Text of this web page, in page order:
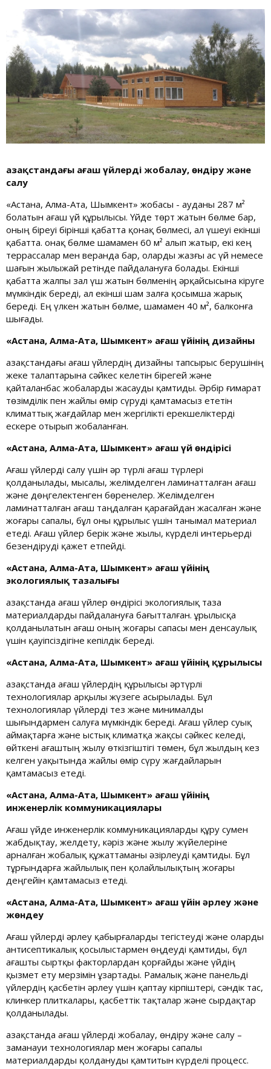
Қазақстандағы ағаш үйлерді жобалау, өндіру және
салу
«Астана, Алма-Ата, Шымкент» жобасы - ауданы 287 м²
болатын ағаш үй құрылысы. Үйде төрт жатын бөлме бар,
оның біреуі бірінші қабатта қонақ бөлмесі, ал үшеуі екінші
қабатта. Қонақ бөлме шамамен 60 м² алып жатыр, екі кең
террассалар мен веранда бар, оларды жазғы ас үй немесе
шағын жылыжай ретінде пайдалануға болады. Екінші
қабатта жалпы зал үш жатын бөлменің әрқайсысына кіруге
мүмкіндік береді, ал екінші шам залға қосымша жарық
береді. Ең үлкен жатын бөлме, шамамен 40 м², балконға
шығады.
«Астана, Алма-Ата, Шымкент» ағаш үйінің дизайны
Қазақстандағы ағаш үйлердің дизайны тапсырыс берушінің
жеке талаптарына сәйкес келетін бірегей және
қайталанбас жобаларды жасауды қамтиды. Әрбір ғимарат
төзімділік пен жайлы өмір сүруді қамтамасыз ететін
климаттық жағдайлар мен жергілікті ерекшеліктерді
ескере отырып жобаланған.
«Астана, Алма-Ата, Шымкент» ағаш үй өндірісі
Ағаш үйлерді салу үшін әр түрлі ағаш түрлері
қолданылады, мысалы, желімделген ламинатталған ағаш
және дөңгелектенген бөренелер. Желімделген
ламинатталған ағаш таңдалған қарағайдан жасалған және
жоғары сапалы, бұл оны құрылыс үшін танымал материал
етеді. Ағаш үйлер берік және жылы, күрделі интерьерді
безендіруді қажет етпейді.
«Астана, Алма-Ата, Шымкент» ағаш үйінің
экологиялық тазалығы
Қазақстанда ағаш үйлер өндірісі экологиялық таза
материалдарды пайдалануға бағытталған. Құрылысқа
қолданылатын ағаш оның жоғары сапасы мен денсаулық
үшін қауіпсіздігіне кепілдік береді.
«Астана, Алма-Ата, Шымкент» ағаш үйінің құрылысы
Қазақстанда ағаш үйлердің құрылысы әртүрлі
технологиялар арқылы жүзеге асырылады. Бұл
технологиялар үйлерді тез және минималды
шығындармен салуға мүмкіндік береді. Ағаш үйлер суық
аймақтарға және ыстық климатқа жақсы сәйкес келеді,
өйткені ағаштың жылу өткізгіштігі төмен, бұл жылдың кез
келген уақытында жайлы өмір сүру жағдайларын
қамтамасыз етеді.
«Астана, Алма-Ата, Шымкент» ағаш үйінің
инженерлік коммуникациялары
Ағаш үйде инженерлік коммуникацияларды құру сумен
жабдықтау, желдету, кәріз және жылу жүйелеріне
арналған жобалық құжаттаманы әзірлеуді қамтиды. Бұл
тұрғындарға жайлылық пен қолайлылықтың жоғары
деңгейін қамтамасыз етеді.
«Астана, Алма-Ата, Шымкент» ағаш үйін әрлеу және
жөндеу
Ағаш үйлерді әрлеу қабырғаларды тегістеуді және оларды
антисептикалық қосылыстармен өңдеуді қамтиды, бұл
ағашты сыртқы факторлардан қорғайды және үйдің
қызмет ету мерзімін ұзартады. Рамалық және панельді
үйлердің қасбетін әрлеу үшін қаптау кірпіштері, сәндік тас,
клинкер плиткалары, қасбеттік тақталар және сырдақтар
қолданылады.
Қазақстанда ағаш үйлерді жобалау, өндіру және салу –
заманауи технологиялар мен жоғары сапалы
материалдарды қолдануды қамтитын күрделі процесс.